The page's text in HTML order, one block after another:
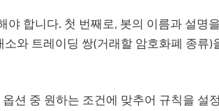
합니다. 첫 번째로, 봇의 이름과 설명
와 트레이딩 쌍(거래할 암호화폐 종류)
션 중 원하는 조건에 맞추어 규칙을 설